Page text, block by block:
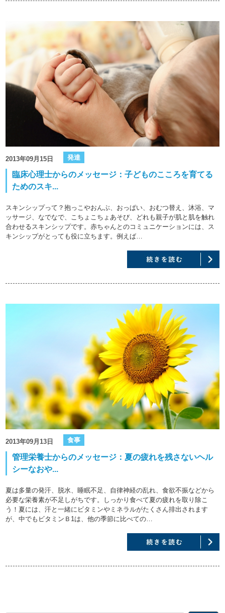
2013年09月15日 発達
臨床心理士からのメッセージ：子どものこころを育てる
ためのスキ...
スキンシップって？抱っこやおんぶ、おっぱい、おむつ替え、沐浴、マ
ッサージ、なでなで、こちょこちょあそび、どれも親子が肌と肌を触れ
合わせるスキンシップです。赤ちゃんとのコミュニケーションには、ス
キンシップがとっても役に立ちます。例えば…
2013年09月13日 食事
管理栄養士からのメッセージ：夏の疲れを残さないヘル
シーなおや...
夏は多量の発汗、脱水、睡眠不足、自律神経の乱れ、食欲不振などから
必要な栄養素が不足しがちです。しっかり食べて夏の疲れを取り除こ
う！夏には、汗と一緒にビタミンやミネラルがたくさん排出されます
が、中でもビタミンＢ1は、他の季節に比べての…